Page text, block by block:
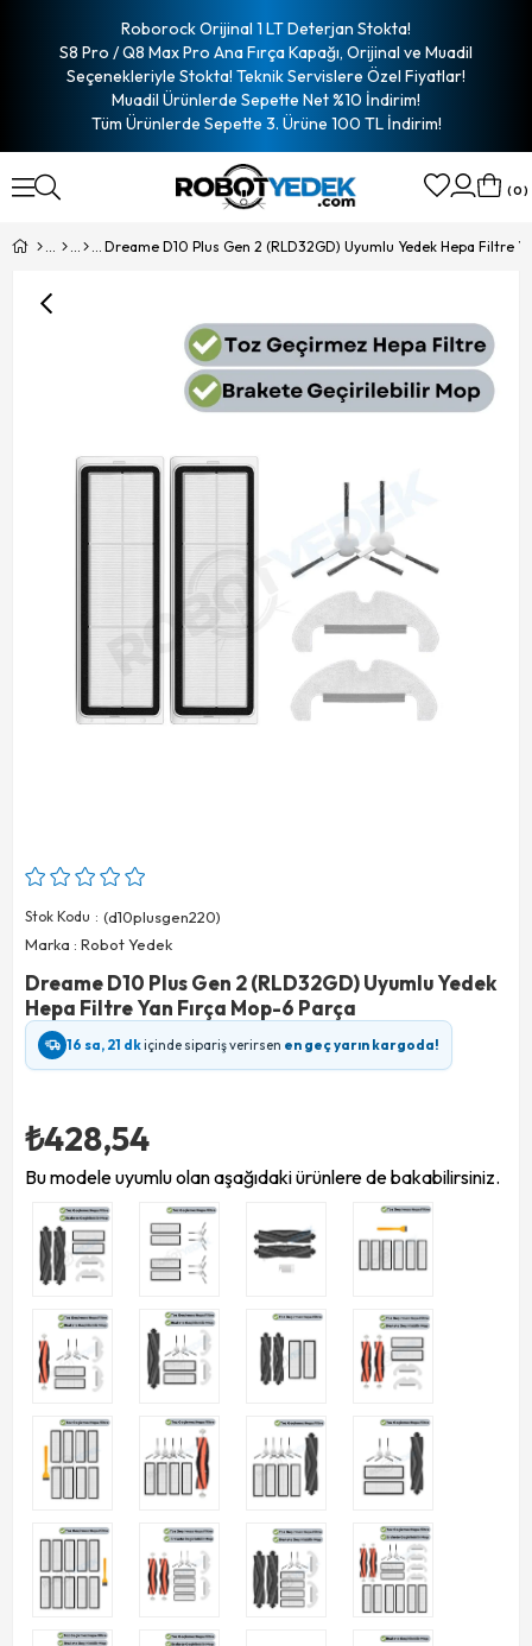
Roborock Orijinal 1 LT Deterjan Stokta!
S8 Pro / Q8 Max Pro Ana Fırça Kapağı, Orijinal ve Muadil
Seçenekleriyle Stokta! Teknik Servislere Özel Fiyatlar!
Muadil Ürünlerde Sepette Net %10 İndirim!
Tüm Ürünlerde Sepette 3. Ürüne 100 TL İndirim!
0
Stok Kodu
(d10plusgen220)
Marka : Robot Yedek
Dreame D10 Plus Gen 2 (RLD32GD) Uyumlu Yedek
Hepa Filtre Yan Fırça Mop-6 Parça
16 sa, 21 dkiçinde sipariş verirsen en geç yarın kargoda!
₺428,54
Bu modele uyumlu olan aşağıdaki ürünlere de bakabilirsiniz.